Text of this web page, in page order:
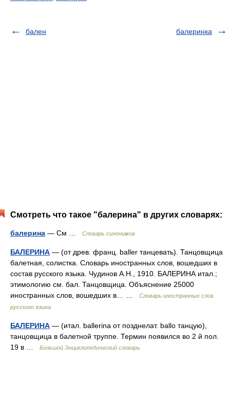
бален балеринка
Смотреть что такое "балерина" в других словарях:
балерина — См … Словарь синонимов
БАЛЕРИНА — (от древ. франц. baller танцевать). Танцовщица
балетная, солистка. Словарь иностранных слов, вошедших в
состав русского языка. Чудинов А.Н., 1910. БАЛЕРИНА итал.;
этимологию см. бал. Танцовщица. Объяснение 25000
иностранных слов, вошедших в… …
Словарь иностранных слов
русского языка
БАЛЕРИНА — (итал. ballerina от позднелат. ballo танцую),
танцовщица в балетной труппе. Термин появился во 2 й пол.
19 в …
Большой Энциклопедический словарь